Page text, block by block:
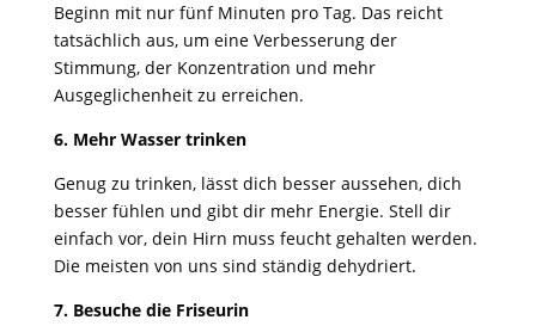
Beginn mit nur fünf Minuten pro Tag. Das reicht
tatsächlich aus, um eine Verbesserung der
Stimmung, der Konzentration und mehr
Ausgeglichenheit zu erreichen.
6. Mehr Wasser trinken
Genug zu trinken, lässt dich besser aussehen, dich
besser fühlen und gibt dir mehr Energie. Stell dir
einfach vor, dein Hirn muss feucht gehalten werden.
Die meisten von uns sind ständig dehydriert.
7. Besuche die Friseurin